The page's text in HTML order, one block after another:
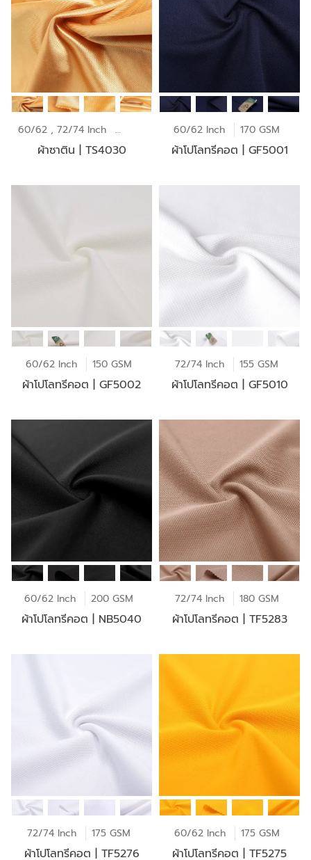
60/62 , 72/74 Inch
ผ้าซาติน | TS4030
60/62 Inch 170 GSM
ผ้าโปโลทรีคอต | GF5001
60/62 Inch 150 GSM
ผ้าโปโลทรีคอต | GF5002
72/74 Inch 155 GSM
ผ้าโปโลทรีคอต | GF5010
60/62 Inch 200 GSM
ผ้าโปโลทรีคอต | NB5040
72/74 Inch 180 GSM
ผ้าโปโลทรีคอต | TF5283
72/74 Inch 175 GSM
ผ้าโปโลทรีคอต | TF5276
60/62 Inch 175 GSM
ผ้าโปโลทรีคอต | TF5275